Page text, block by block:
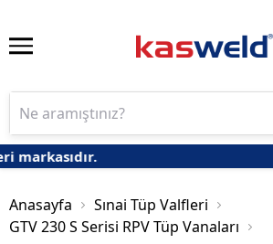
Anasayfa
Sınai Tüp Valfleri
GTV 230 S Serisi RPV Tüp Vanaları